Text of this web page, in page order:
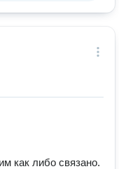
как либо связано.